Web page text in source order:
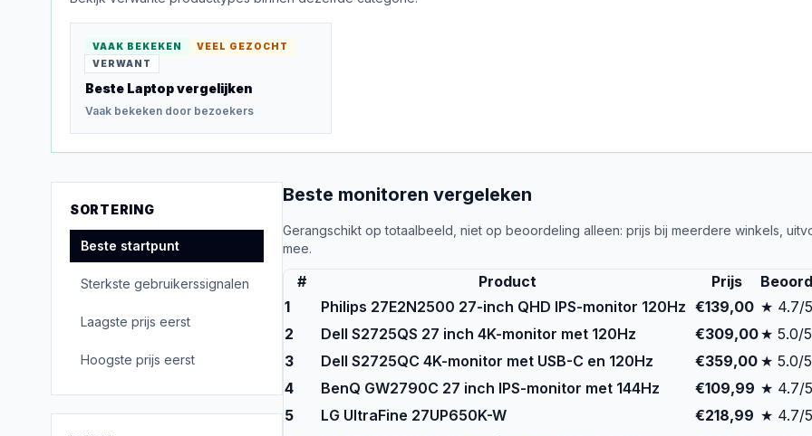
VAAK BEKEKEN
VEEL GEZOCHT
VERWANT
Beste Laptopvergelijken
Vaak bekeken door bezoekers
SORTERING
Beste startpunt
Sterkste gebruikerssignalen
Laagste prijs eerst
Hoogste prijs eerst
Beste monitoren vergeleken
Gerangschikt op totaalbeeld, niet op beoordeling alleen: prijs bij meerdere winkels,
mee.
# Product Prijs
1
Philips 27E2N2500 27-inch QHD IPS-monitor 120Hz €139,00 ★ 4.7/5
2 Dell S2725QS 27 inch 4K-monitor met 120Hz €309,00★ 5.0/5
3 Dell S2725QC 4K-monitor met USB-C en 120Hz €359,00 ★ 5.0/5
4 BenQ GW2790C 27 inch IPS-monitor met 144Hz €109,99 ★ 4.7/5
5 LG UltraFine 27UP650K-W €218,99 ★ 4.7/5